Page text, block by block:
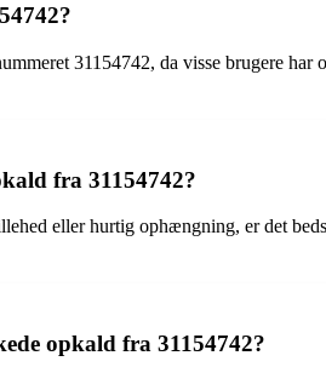
31154742, da visse brugere
fra 31154742?
eller hurtig ophængning, er det
opkald fra 31154742?